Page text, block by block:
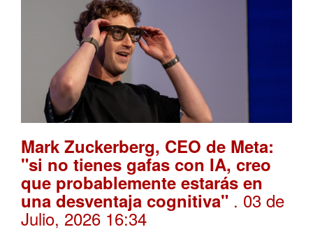
Mark Zuckerberg, CEO de Meta:
"si no tienes gafas con IA, creo
que probablemente estarás en
una desventaja cognitiva" . 03 de
Julio, 2026 16:34